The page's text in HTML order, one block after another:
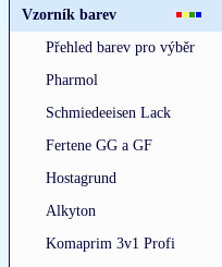
Vzorník barev
Přehled barev pro výběr
Pharmol
Schmiedeeisen Lack
Fertene GG a GF
Hostagrund
Alkyton
Komaprim 3v1 Profi